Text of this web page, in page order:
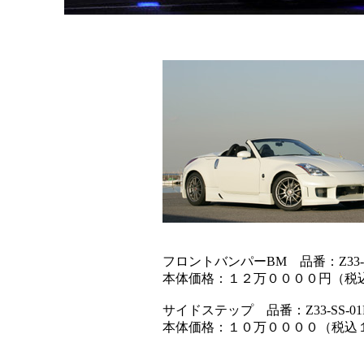
フロントバンパーBM 品番：Z33-
本体価格：１２万００００円（税込１３
サイドステップ 品番：Z33-SS-
本体価格：１０万００００（税込１１